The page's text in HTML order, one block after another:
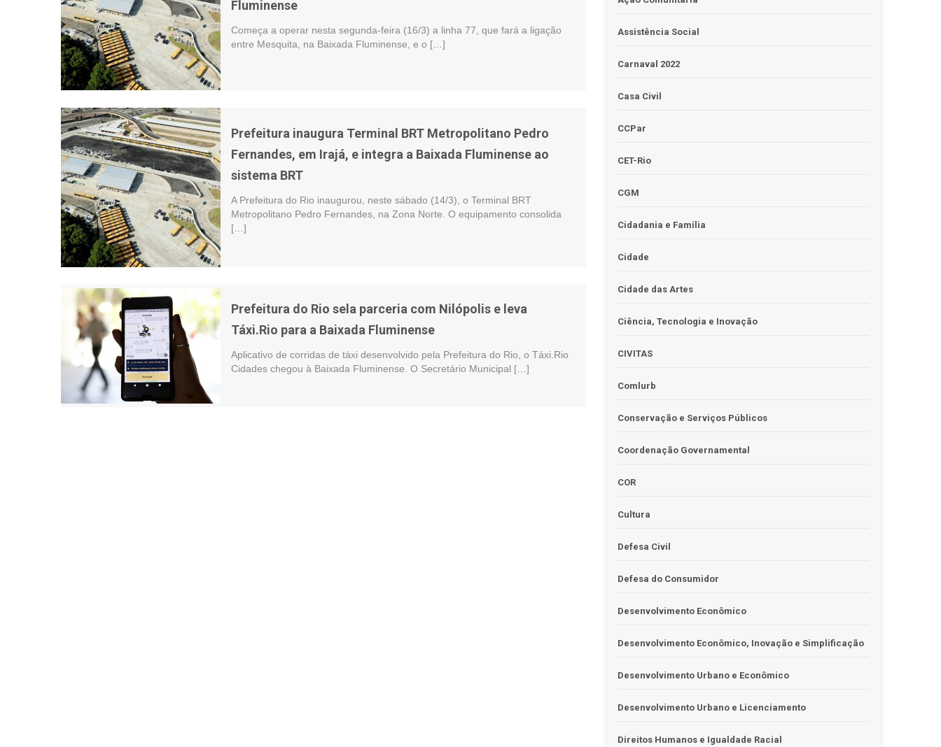
Fluminense
Começa a operar nesta segunda-feira (16/3) a linha 77, que fará a ligação
entre Mesquita, na Baixada Fluminense, e o […]
Prefeitura inaugura Terminal BRT Metropolitano Pedro
Fernandes, em Irajá, e integra a Baixada Fluminense ao
sistema BRT
A Prefeitura do Rio inaugurou, neste sábado (14/3), o Terminal BRT
Metropolitano Pedro Fernandes, na Zona Norte. O equipamento consolida
[…]
Prefeitura do Rio sela parceria com Nilópolis e leva
Táxi.Rio para a Baixada Fluminense
Aplicativo de corridas de táxi desenvolvido pela Prefeitura do Rio, o Táxi.Rio
Cidades chegou à Baixada Fluminense. O Secretário Municipal […]
Assistência Social
Carnaval 2022
Casa Civil
CCPar
CET-Rio
CGM
Cidadania e Família
Cidade
Cidade das Artes
Ciência, Tecnologia e Inovação
CIVITAS
Comlurb
Conservação e Serviços Públicos
Coordenação Governamental
COR
Cultura
Defesa Civil
Defesa do Consumidor
Desenvolvimento Econômico
Desenvolvimento Econômico, Inovação e Simplificação
Desenvolvimento Urbano e Econômico
Desenvolvimento Urbano e Licenciamento
Direitos Humanos e Igualdade Racial